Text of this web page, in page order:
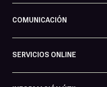
COMUNICACIÓN
SERVICIOS ONLINE